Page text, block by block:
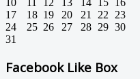
10
11 12 13 14 15 16
17
18 19 20 21 22
23
24
25 26 27 28 29 30
31
Facebook Like Box